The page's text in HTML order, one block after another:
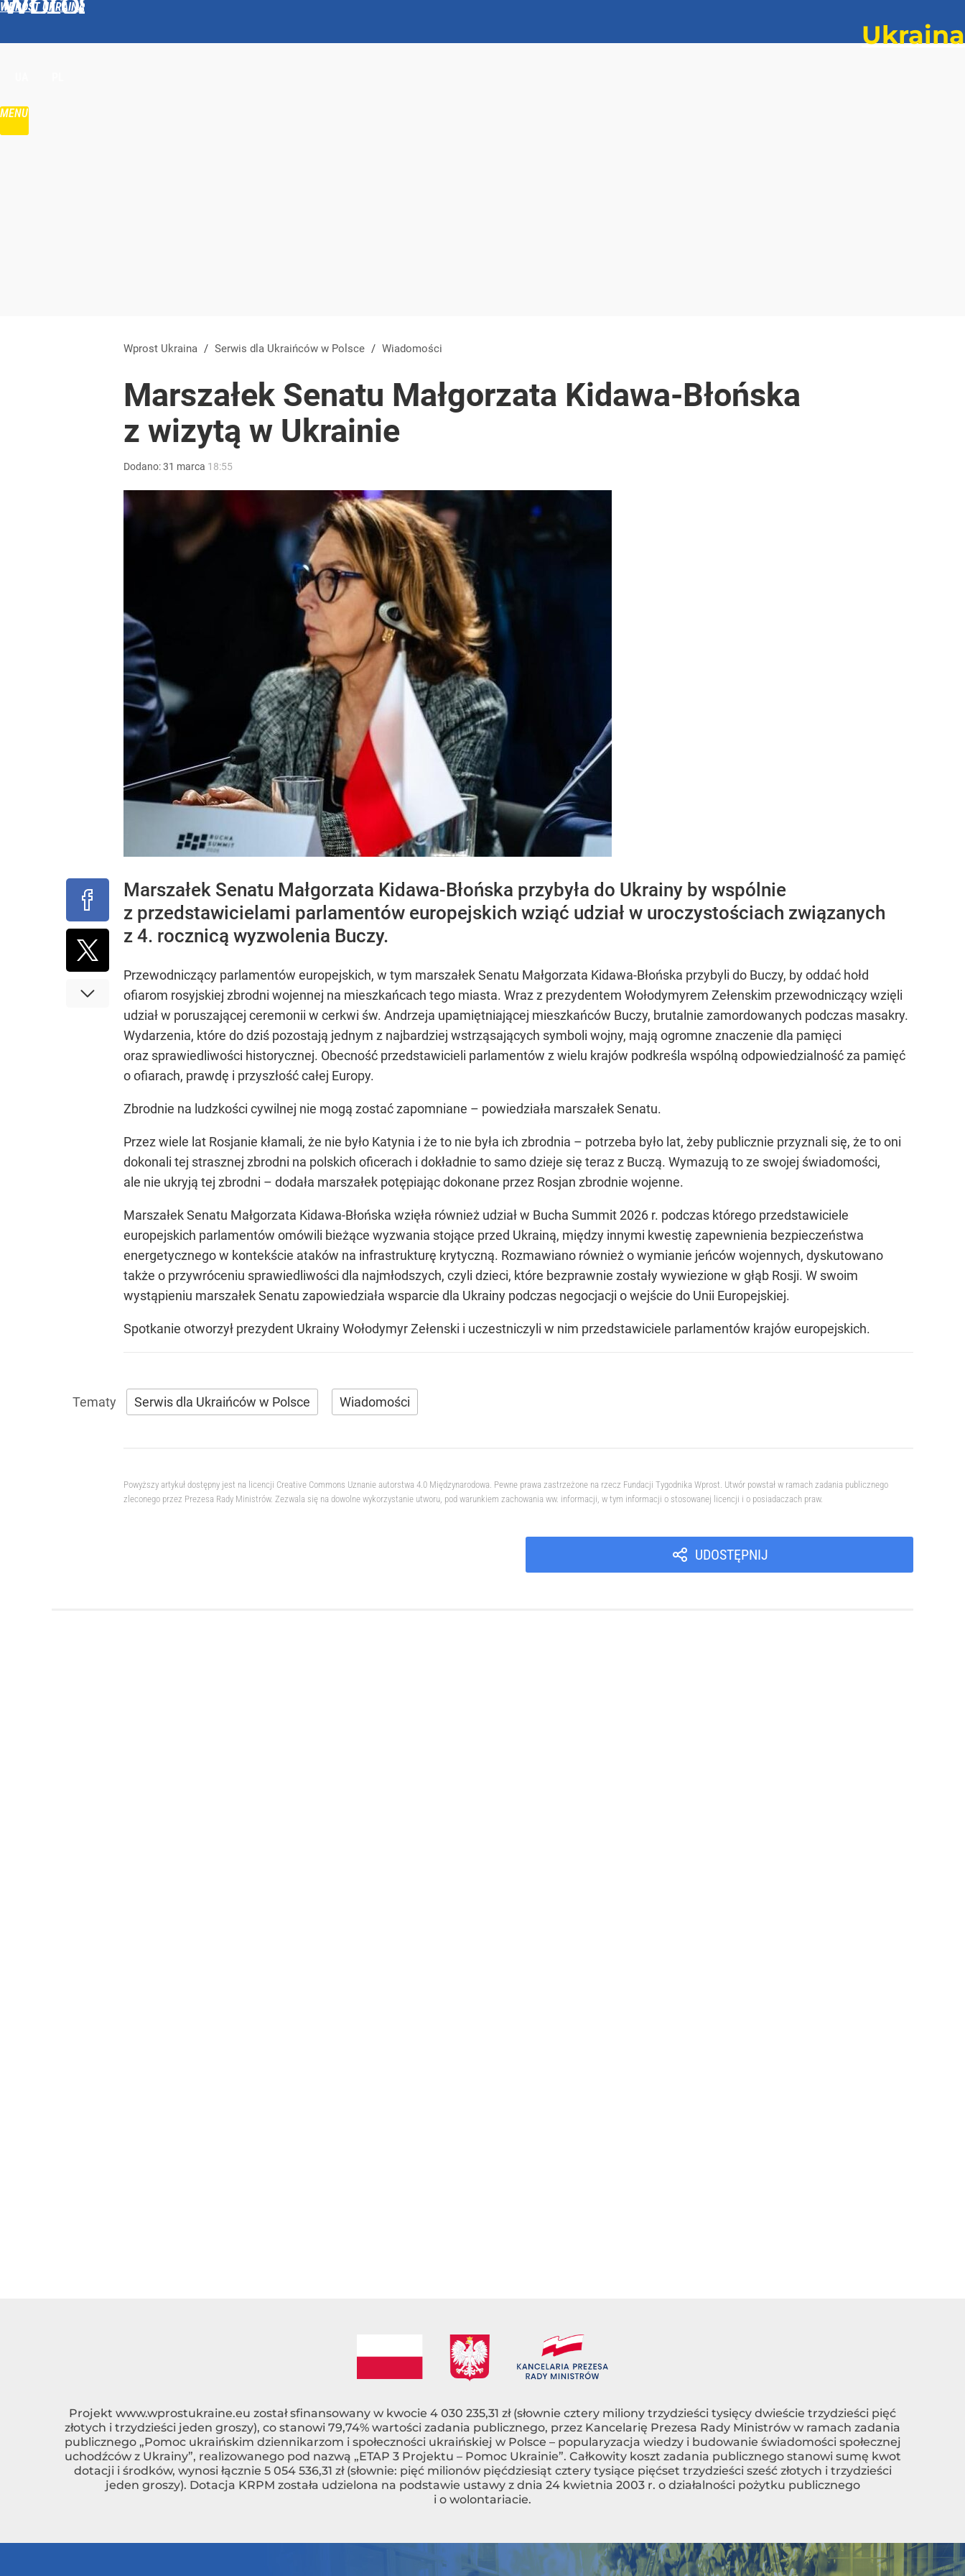
WPROST UKRAINA
MENU
Wprost Ukraina / Serwis dla Ukraińców w Polsce / Wiadomości
Marszałek Senatu Małgorzata Kidawa-Błońska
z wizytą w Ukrainie
Dodano:31 marca 18:55
Marszałek Senatu Małgorzata Kidawa-Błońska przybyła do Ukrainy by wspólnie
z przedstawicielami parlamentów europejskich wziąć udział w uroczystościach związanych
z 4. rocznicą wyzwolenia Buczy.
Przewodniczący parlamentów europejskich, w tym marszałek Senatu Małgorzata Kidawa-Błońska przybyli do Buczy, by oddać hołd
ofiarom rosyjskiej zbrodni wojennej na mieszkańcach tego miasta. Wraz z prezydentem Wołodymyrem Zełenskim przewodniczący wzięli
udział w poruszającej ceremonii w cerkwi św. Andrzeja upamiętniającej mieszkańców Buczy, brutalnie zamordowanych podczas masakry.
Wydarzenia, które do dziś pozostają jednym z najbardziej wstrząsających symboli wojny, mają ogromne znaczenie dla pamięci
oraz sprawiedliwości historycznej. Obecność przedstawicieli parlamentów z wielu krajów podkreśla wspólną odpowiedzialność za pamięć
o ofiarach, prawdę i przyszłość całej Europy.
Zbrodnie na ludzkości cywilnej nie mogą zostać zapomniane – powiedziała marszałek Senatu.
Przez wiele lat Rosjanie kłamali, że nie było Katynia i że to nie była ich zbrodnia – potrzeba było lat, żeby publicznie przyznali się, że to oni
dokonali tej strasznej zbrodni na polskich oficerach i dokładnie to samo dzieje się teraz z Buczą. Wymazują to ze swojej świadomości,
ale nie ukryją tej zbrodni – dodała marszałek potępiając dokonane przez Rosjan zbrodnie wojenne.
Marszałek Senatu Małgorzata Kidawa-Błońska wzięła również udział w Bucha Summit 2026 r. podczas którego przedstawiciele
europejskich parlamentów omówili bieżące wyzwania stojące przed Ukrainą, między innymi kwestię zapewnienia bezpieczeństwa
energetycznego w kontekście ataków na infrastrukturę krytyczną. Rozmawiano również o wymianie jeńców wojennych, dyskutowano
także o przywróceniu sprawiedliwości dla najmłodszych, czyli dzieci, które bezprawnie zostały wywiezione w głąb Rosji. W swoim
wystąpieniu marszałek Senatu zapowiedziała wsparcie dla Ukrainy podczas negocjacji o wejście do Unii Europejskiej.
Spotkanie otworzył prezydent Ukrainy Wołodymyr Zełenski i uczestniczyli w nim przedstawiciele parlamentów krajów europejskich.
Serwis dla Ukraińców w Polsce Wiadomości
Powyższy artykuł dostępny jest na licencji Creative Commons Uznanie autorstwa 4.0 Międzynarodowa. Pewne prawa zastrzeżone na rzecz Fundacji Tygodnika Wprost. Utwór powstał w ramach zadania publicznego
zleconego przez Prezesa Rady Ministrów. Zezwala się na dowolne wykorzystanie utworu, pod warunkiem zachowania ww. informacji, w tym informacji o stosowanej licencji i o posiadaczach praw.
UDOSTĘPNIJ
Projekt www.wprostukraine.eu został sfinansowany w kwocie 4 030 235,31 zł (słownie cztery miliony trzydzieści tysięcy dwieście trzydzieści pięć
złotych i trzydzieści jeden groszy), co stanowi 79,74% wartości zadania publicznego, przez Kancelarię Prezesa Rady Ministrów w ramach zadania
publicznego „Pomoc ukraińskim dziennikarzom i społeczności ukraińskiej w Polsce – popularyzacja wiedzy i budowanie świadomości społecznej
uchodźców z Ukrainy”, realizowanego pod nazwą „ETAP 3 Projektu – Pomoc Ukrainie”. Całkowity koszt zadania publicznego stanowi sumę kwot
dotacji i środków, wynosi łącznie 5 054 536,31 zł (słownie: pięć milionów pięćdziesiąt cztery tysiące pięćset trzydzieści sześć złotych i trzydzieści
jeden groszy). Dotacja KRPM została udzielona na podstawie ustawy z dnia 24 kwietnia 2003 r. o działalności pożytku publicznego
i o wolontariacie.